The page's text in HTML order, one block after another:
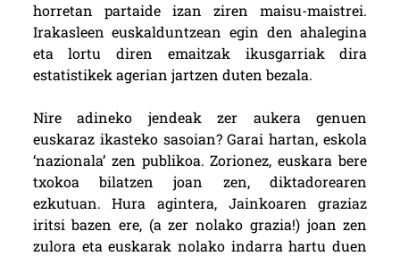
horretan partaide izan ziren maisu-maistrei.
Irakasleen euskalduntzean egin den ahalegina
eta lortu diren emaitzak ikusgarriak dira
estatistikek agerian jartzen duten bezala.
Nire adineko jendeak zer aukera genuen
euskaraz ikasteko sasoian? Garai hartan, eskola
‘nazionala’ zen publikoa. Zorionez, euskara bere
txokoa bilatzen joan zen, diktadorearen
ezkutuan. Hura agintera, Jainkoaren graziaz
iritsi bazen ere, (a zer nolako grazia!) joan zen
zulora eta euskarak nolako indarra hartu duen